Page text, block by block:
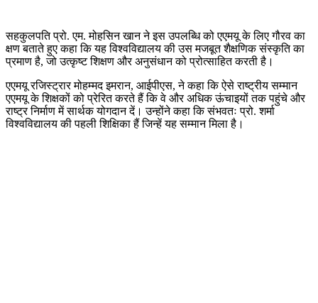
सहकुलपति प्रो. एम. मोहसिन खान ने इस उपलब्धि को एएमयू के लिए गौरव का
क्षण बताते हुए कहा कि यह विश्वविद्यालय की उस मजबूत शैक्षणिक संस्कृति का
प्रमाण है, जो उत्कृष्ट शिक्षण और अनुसंधान को प्रोत्साहित करती है।
एएमयू रजिस्ट्रार मोहम्मद इमरान, आईपीएस, ने कहा कि ऐसे राष्ट्रीय सम्मान
एएमयू के शिक्षकों को प्रेरित करते हैं कि वे और अधिक ऊंचाइयों तक पहुंचे और
राष्ट्र निर्माण में सार्थक योगदान दें। उन्होंने कहा कि संभवतः प्रो. शर्मा
विश्वविद्यालय की पहली शिक्षिका हैं जिन्हें यह सम्मान मिला है।